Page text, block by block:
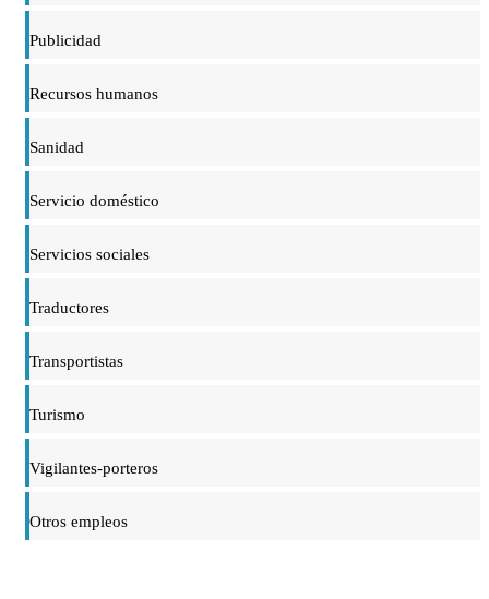
Publicidad
Recursos humanos
Sanidad
Servicio doméstico
Servicios sociales
Traductores
Transportistas
Turismo
Vigilantes-porteros
Otros empleos